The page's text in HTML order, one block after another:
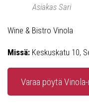
Asiakas Sari
Wine & Bistro Vinola
Missä: Keskuskatu 10,
Varaa pöytä